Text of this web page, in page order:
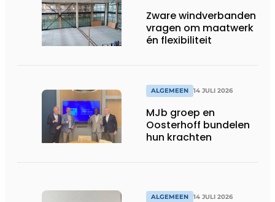
Zware windverbanden
vragen om maatwerk
én flexibiliteit
ALGEMEEN 14 JULI 2026
MJb groep en
Oosterhoff bundelen
hun krachten
ALGEMEEN 14 JULI 2026